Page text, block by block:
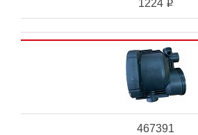
1224 i
467391